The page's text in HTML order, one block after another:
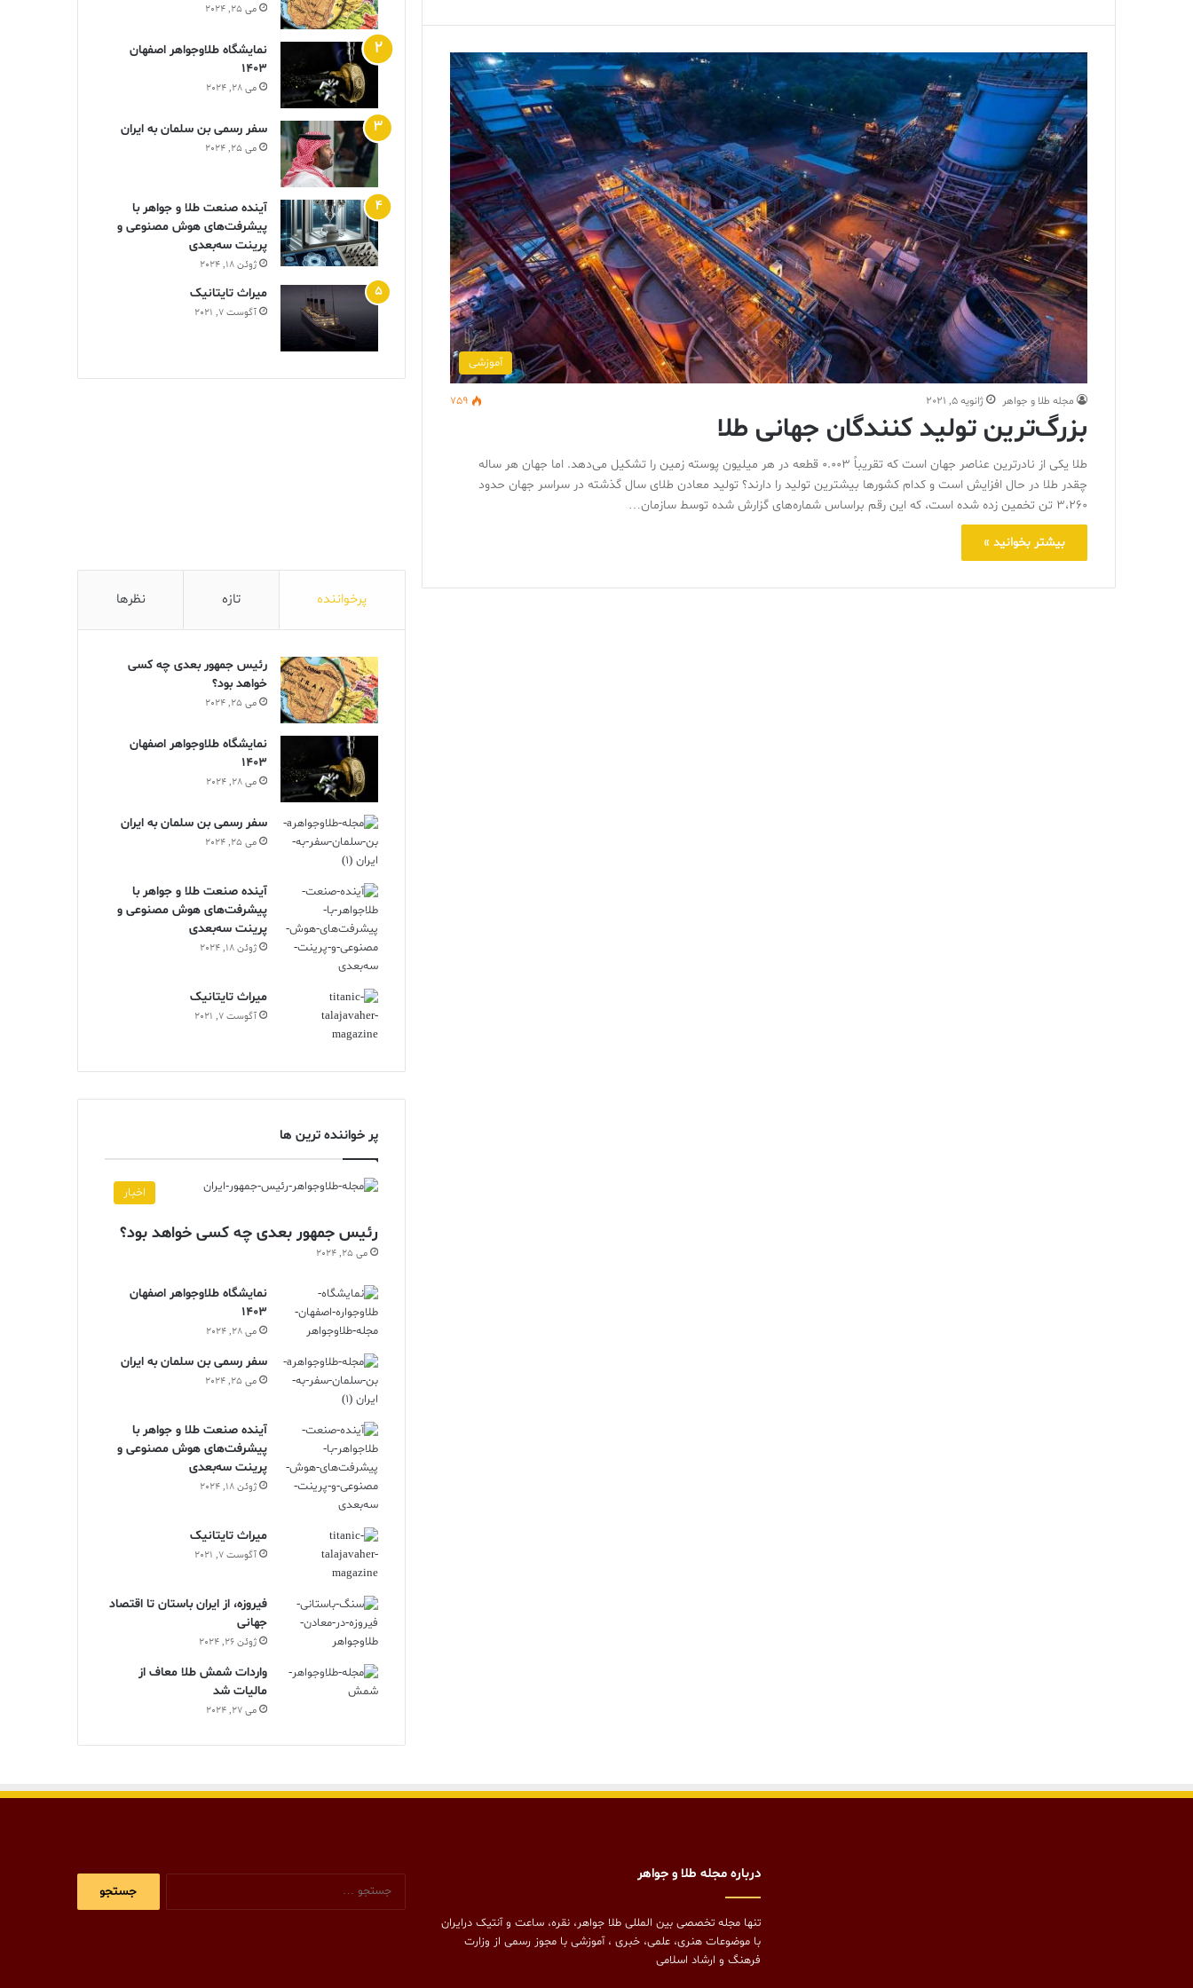
آموزشی
مجله طلا و جواهر ژانویه 5, 2021 759
بزرگ‌ترین تولید کنندگان جهانی طلا
طلا یکی از نادرترین عناصر جهان است که تقریباً 0.003 قطعه در هر میلیون پوسته زمین را تشکیل می‌دهد. اما جهان هر ساله
چقدر طلا در حال افزایش است و کدام کشورها بیشترین تولید را دارند؟ تولید معادن طلای سال گذشته در سراسر جهان حدود
3،260 تن تخمین زده شده است، که این رقم براساس شماره‌های گزارش شده توسط سازمان…
بیشتر بخوانید »
می 25, 2024
نمایشگاه طلاوجواهر اصفهان
1403
می 28, 2024
سفر رسمی بن سلمان به ایران
می 25, 2024
آینده صنعت طلا و جواهر با
پیشرفت‌های هوش مصنوعی و
پرینت سه‌بعدی
ژوئن 18, 2024
ميراث تايتانيک
آگوست 7, 2021
پرخواننده تازه نظرها
رئیس جمهور بعدی چه کسی
خواهد بود؟
می 25, 2024
نمایشگاه طلاوجواهر اصفهان
1403
می 28, 2024
سفر رسمی بن سلمان به ایران
می 25, 2024
آینده صنعت طلا و جواهر با
پیشرفت‌های هوش مصنوعی و
پرینت سه‌بعدی
ژوئن 18, 2024
ميراث تايتانيک
آگوست 7, 2021
پر خواننده ترین ها
اخبار
رئیس جمهور بعدی چه کسی خواهد بود؟
می 25, 2024
نمایشگاه طلاوجواهر اصفهان
1403
می 28, 2024
سفر رسمی بن سلمان به ایران
می 25, 2024
آینده صنعت طلا و جواهر با
پیشرفت‌های هوش مصنوعی و
پرینت سه‌بعدی
ژوئن 18, 2024
ميراث تايتانيک
آگوست 7, 2021
فیروزه، از ایران باستان تا اقتصاد
جهانی
ژوئن 26, 2024
واردات شمش طلا معاف از
مالیات شد
می 27, 2024
درباره مجله طلا و جواهر
تنها مجله تخصصی بین المللی طلا جواهر، نقره، ساعت و آنتیک درایران
با موضوعات هنری، علمی، خبری ، آموزشی با مجوز رسمی از وزارت
فرهنگ و ارشاد اسلامی